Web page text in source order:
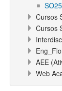
Cursos
Cursos
AEE
Web